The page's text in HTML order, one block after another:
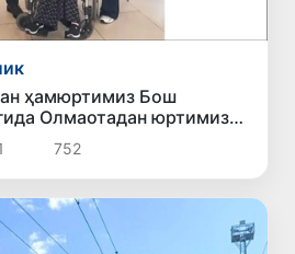
ҳамюртимиз Бош
Олмаотадан юртимизга
752